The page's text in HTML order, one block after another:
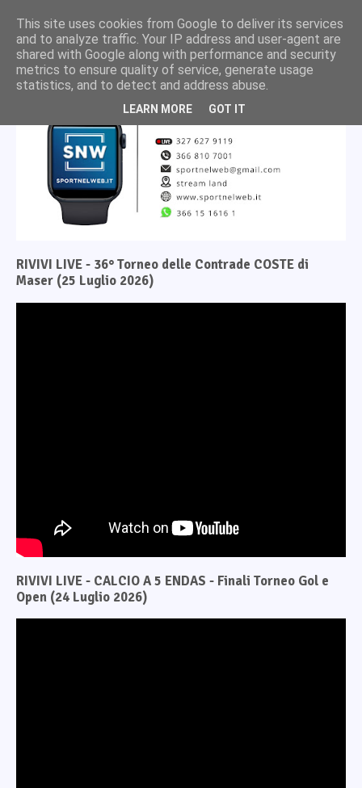
RIVIVI LIVE - 36° Torneo delle Contrade COSTE di
Maser (25 Luglio 2026)
RIVIVI LIVE - CALCIO A 5 ENDAS - Finali Torneo Gol e
Open (24 Luglio 2026)
This site uses cookies from Google to deliver its services
and to analyze traffic. Your IP address and user-agent are
shared with Google along with performance and security
metrics to ensure quality of service, generate usage
statistics, and to detect and address abuse.
LEARN MORE GOT IT